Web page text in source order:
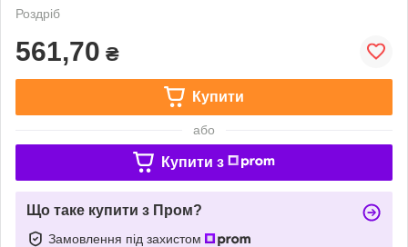
Роздріб
561,70 ₴
Купити
або
Купити з
Що таке купити з Пром?
Замовлення під захистом